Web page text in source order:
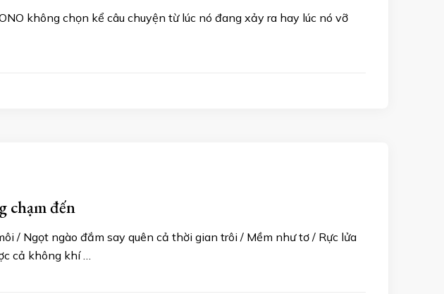
không chọn kể câu chuyện từ lúc nó đang xảy ra hay lúc nó vỡ
chạm đến
/ Ngọt ngào đắm say quên cả thời gian trôi / Mềm như tơ / Rực lửa
cả không khí …